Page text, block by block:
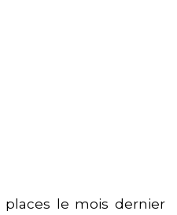
le mois dernier